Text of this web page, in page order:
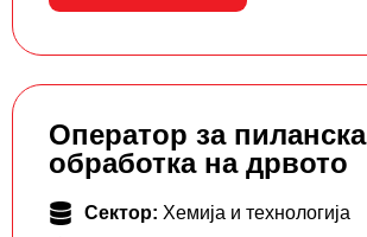
Оператор за пиланска
обработка на дрвото
Сектор: Хемија и технологија